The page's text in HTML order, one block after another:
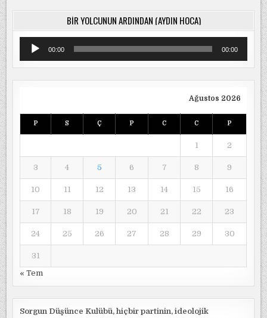
BIR YOLCUNUN ARDINDAN (AYDIN HOCA)
Ses
oynatıcı00:00 00:00
Ağustos 2026
P S Ç P C C P
1 2
3 4 5 6 7 8 9
10 11 12 13 14 15 16
17 18 19 20 21 22 23
24 25 26 27 28 29 30
31
« Tem
Sorgun Düşünce Kulübü, hiçbir partinin, ideolojik